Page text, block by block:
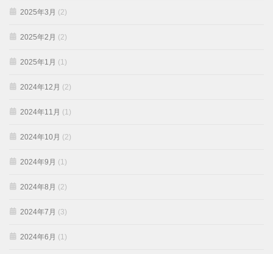
2025年3月 (2)
2025年2月 (2)
2025年1月 (1)
2024年12月 (2)
2024年11月 (1)
2024年10月 (2)
2024年9月 (1)
2024年8月 (2)
2024年7月 (3)
2024年6月 (1)